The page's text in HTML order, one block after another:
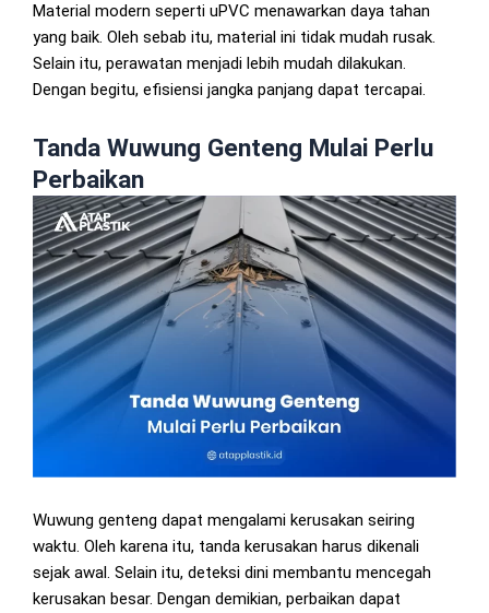
Material modern seperti uPVC menawarkan daya tahan
yang baik. Oleh sebab itu, material ini tidak mudah rusak.
Selain itu, perawatan menjadi lebih mudah dilakukan.
Dengan begitu, efisiensi jangka panjang dapat tercapai.
Tanda Wuwung Genteng Mulai Perlu
Perbaikan
Wuwung genteng dapat mengalami kerusakan seiring
waktu. Oleh karena itu, tanda kerusakan harus dikenali
sejak awal. Selain itu, deteksi dini membantu mencegah
kerusakan besar. Dengan demikian, perbaikan dapat